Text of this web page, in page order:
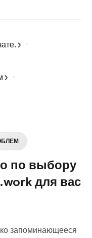
по выбору
для вас
запоминающееся